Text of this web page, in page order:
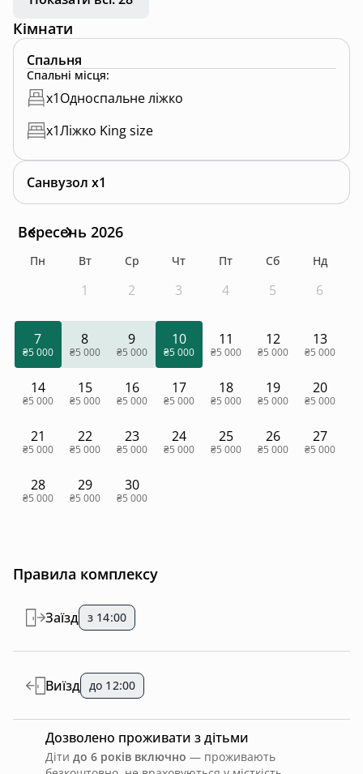
Кімнати
Спальня
Спальні місця:
x1Односпальне ліжко
x1Ліжко King size
Санвузол x1
Вересень 2026
Пн Вт Ср Чт Пт Сб Нд
1 2 3 4 5 6
7
₴5 000
8
₴5 000
9
₴5 000
10
₴5 000
11
₴5 000
12
₴5 000
13
₴5 000
14
₴5 000
15
₴5 000
16
₴5 000
17
₴5 000
18
₴5 000
19
₴5 000
20
₴5 000
21
₴5 000
22
₴5 000
23
₴5 000
24
₴5 000
25
₴5 000
26
₴5 000
27
₴5 000
28
₴5 000
29
₴5 000
30
₴5 000
Правила комплексу
Заїзд з 14:00
Виїзд до 12:00
Дозволено проживати з дітьми
Діти до 6 років включно — проживають